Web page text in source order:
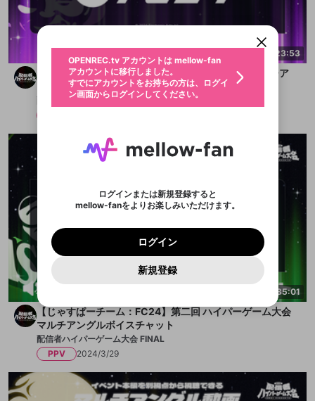
23:53
【加藤軍団：FC24】第二回ハイパーゲーム大会マルチア
ングルボイスチャット
配信者ハイパーゲーム大会 FINAL
35:01
【じゃすぱーチーム：FC24】第二回 ハイパーゲーム大会
マルチアングルボイスチャット
配信者ハイパーゲーム大会 FINAL
PPV
2024/3/29
ブレイクタイム広告
ライブ配信中に休憩するときに、最大1分間の広告
を表示することができます。
ユーザーの視聴環境によっては広告を表示すること
ができない場合があります。
詳しくはこちら
アプリで快適に視聴しよう！
ば、通知をもれなく受け取れます！
インストール アプリで開く
アカウントに移行しました。
すでにアカウントをお持ちの方は、ログイ
新規登録
メールアドレスで新規登録
または
Google
Yahoo! JAPAN
Appleでサインアップ
mellow-fanの利用規約・プライバシーポリシー
サービスとのID連携に関する同意事項
で、次にお進みください
@
次にお進みください。
アカウント作成
mellow-fanからのお得な情報をメールで受
け取る
カウントに統合しました。
こちらからOPENREC.tvでログイン中のア
ログイン
メールアドレスでログイン
または
Google
Yahoo! JAPAN
Appleでサインイン
mellow-fanの利用規約・プライバシーポリシー
サービスとのID連携に関する同意事項
で、次にお進みください
ログイン
ログイン
パスワードを忘れた方はこちら
アカウントをお持ちですか？アカウントを作成する
OPENREC.tv アカウントは mellow-fan
アカウントに移行しました。
すでにアカウントをお持ちの方は、ログイ
ン画面からログインしてください。
ログインまたは新規登録すると
mellow-fanをよりお楽しみいただけます。
ログイン
新規登録
登録したメールアドレスを入力し、送信してくださ
再設定する
入力していただいたメールアドレ
スに、パスワード再設定用URLを
のでご確認ください
OK
パーソナルデータの登録
年 月
生年月は登録後に変更できません。
お住まいの地域
ご登録いただいた情報はサービスの向上を目的
として使用いたします。
一部サービスをご利用いただくには、生年月の
登録が必要です。
登録
認証コードの入力
メイン及びcs.openrec.co.jpドメイン）が受信拒否設
定に含まれていないかご確認ください。
入力
セッションの有効期限が切れたた
プレミアム会員に入会
不適切なユーザーとして報告しま
すか？
問題を選択してください
わいせつな表現
著作権の侵害
なりすまし行為
出会いを誘導する行為
ねずみ講やマルチ商法
誤解を招く配信設定
ゲームの録画禁止区域の配信
0
報告された問題については、利用規約に違反しているか
どうかをスタッフが確認します。
用することは、利用規約違反になります。
送信
サブスクシェア
閉じる
Discordアカウントをお持ちでない方
Discordアカウントを作成
Discordは第三者が提供するコミュニティーサービスで、
mellow-fanとは関わりがありません。Discordに関してのお
問い合わせにはお答えすることができません。Discordの仕
様変更により、限定コミュニティ特典の提供が終了する可能
します。
外部サービスとのID連携に関する同意事項